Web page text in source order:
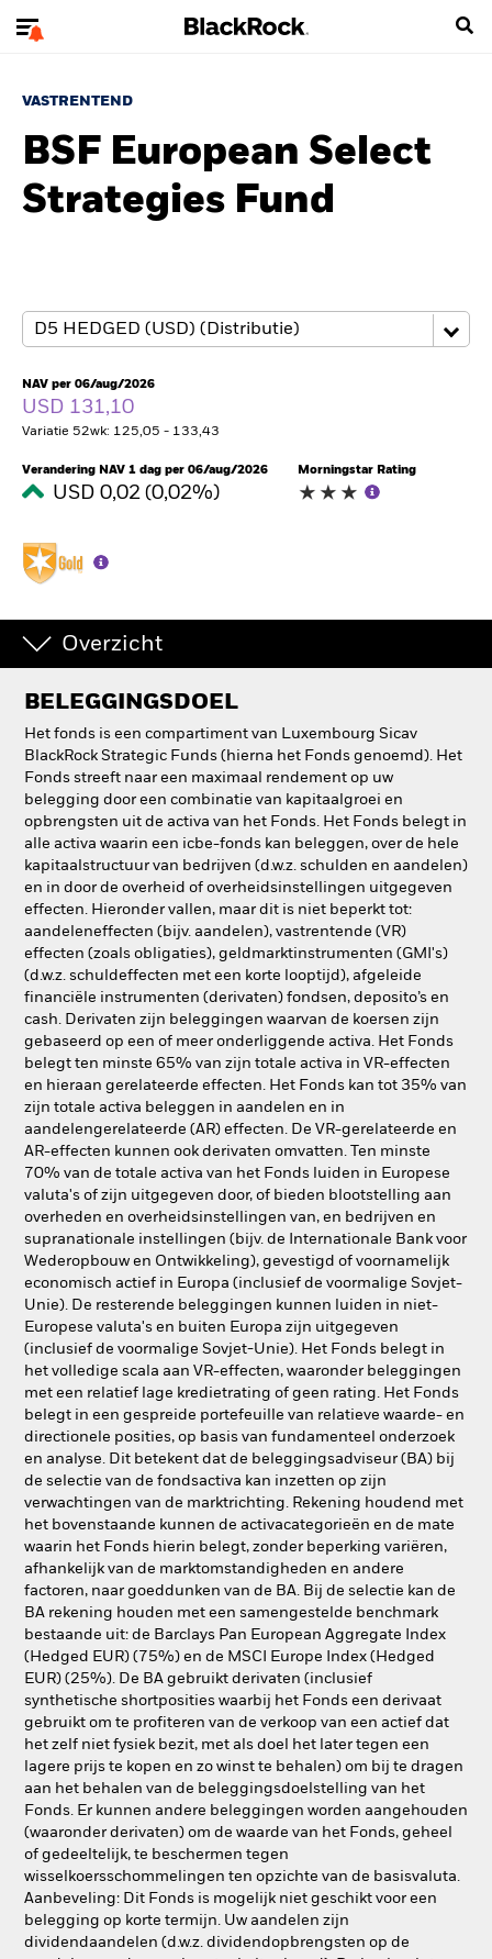
VASTRENTEND
BSF European Select
Strategies Fund
NAV per 06/aug/2026
USD 131,10
Variatie 52wk: 125,05 - 133,43
Verandering NAV 1 dag per 06/aug/2026
USD 0,02 (0,02%)
Morningstar Rating
Overzicht
BELEGGINGSDOEL
Het fonds is een compartiment van Luxembourg Sicav
BlackRock Strategic Funds (hierna het Fonds genoemd). Het
Fonds streeft naar een maximaal rendement op uw
belegging door een combinatie van kapitaalgroei en
opbrengsten uit de activa van het Fonds. Het Fonds belegt in
alle activa waarin een icbe-fonds kan beleggen, over de hele
kapitaalstructuur van bedrijven (d.w.z. schulden en aandelen)
en in door de overheid of overheidsinstellingen uitgegeven
effecten. Hieronder vallen, maar dit is niet beperkt tot:
aandeleneffecten (bijv. aandelen), vastrentende (VR)
effecten (zoals obligaties), geldmarktinstrumenten (GMI's)
(d.w.z. schuldeffecten met een korte looptijd), afgeleide
financiële instrumenten (derivaten) fondsen, deposito’s en
cash. Derivaten zijn beleggingen waarvan de koersen zijn
gebaseerd op een of meer onderliggende activa. Het Fonds
belegt ten minste 65% van zijn totale activa in VR-effecten
en hieraan gerelateerde effecten. Het Fonds kan tot 35% van
zijn totale activa beleggen in aandelen en in
aandelengerelateerde (AR) effecten. De VR-gerelateerde en
AR-effecten kunnen ook derivaten omvatten. Ten minste
70% van de totale activa van het Fonds luiden in Europese
valuta's of zijn uitgegeven door, of bieden blootstelling aan
overheden en overheidsinstellingen van, en bedrijven en
supranationale instellingen (bijv. de Internationale Bank voor
Wederopbouw en Ontwikkeling), gevestigd of voornamelijk
economisch actief in Europa (inclusief de voormalige Sovjet-
Unie). De resterende beleggingen kunnen luiden in niet-
Europese valuta's en buiten Europa zijn uitgegeven
(inclusief de voormalige Sovjet-Unie). Het Fonds belegt in
het volledige scala aan VR-effecten, waaronder beleggingen
met een relatief lage kredietrating of geen rating. Het Fonds
belegt in een gespreide portefeuille van relatieve waarde- en
directionele posities, op basis van fundamenteel onderzoek
en analyse. Dit betekent dat de beleggingsadviseur (BA) bij
de selectie van de fondsactiva kan inzetten op zijn
verwachtingen van de marktrichting. Rekening houdend met
het bovenstaande kunnen de activacategorieën en de mate
waarin het Fonds hierin belegt, zonder beperking variëren,
afhankelijk van de marktomstandigheden en andere
factoren, naar goeddunken van de BA. Bij de selectie kan de
BA rekening houden met een samengestelde benchmark
bestaande uit: de Barclays Pan European Aggregate Index
(Hedged EUR) (75%) en de MSCI Europe Index (Hedged
EUR) (25%). De BA gebruikt derivaten (inclusief
synthetische shortposities waarbij het Fonds een derivaat
gebruikt om te profiteren van de verkoop van een actief dat
het zelf niet fysiek bezit, met als doel het later tegen een
lagere prijs te kopen en zo winst te behalen) om bij te dragen
aan het behalen van de beleggingsdoelstelling van het
Fonds. Er kunnen andere beleggingen worden aangehouden
(waaronder derivaten) om de waarde van het Fonds, geheel
of gedeeltelijk, te beschermen tegen
wisselkoersschommelingen ten opzichte van de basisvaluta.
Aanbeveling: Dit Fonds is mogelijk niet geschikt voor een
belegging op korte termijn. Uw aandelen zijn
dividendaandelen (d.w.z. dividendopbrengsten op de